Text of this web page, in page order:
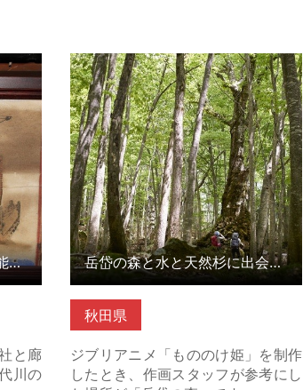
と廊
川の
市）
恵比寿神社船絵馬（秋田県能代市）
秋田県
ジブリアニメ「もののけ姫」を制作
したとき、作画スタッフが参考にし
岳岱の森と水と天然杉に出会う特別
体験プログラム（秋田県藤里… の詳
細はこちら
岳岱の森と水と天然杉に出会う特別体験プログラム（秋田県藤里…